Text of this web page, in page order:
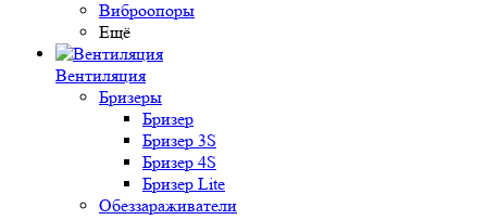
Виброопоры
Ещё
Вентиляция
Бризеры
Бризер
Бризер 3S
Бризер 4S
Бризер Lite
Обеззараживатели